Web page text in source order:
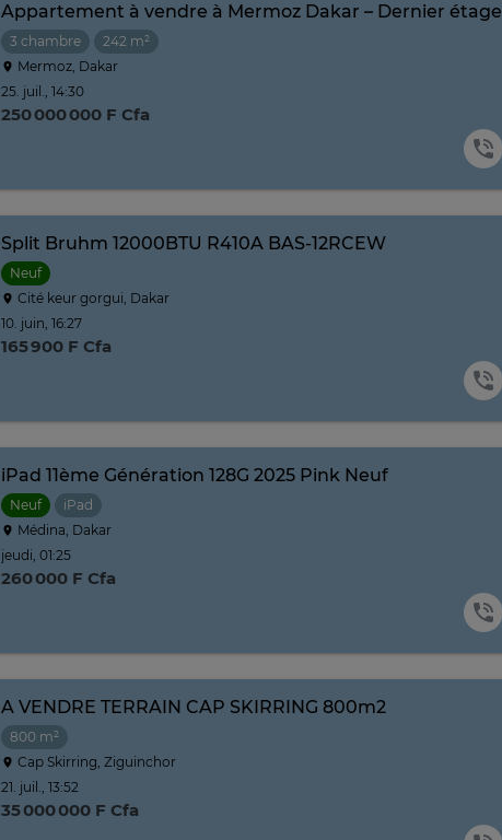
Appartement à vendre à Mermoz Dakar – Dernier étage
3 chambre
242 m²
Mermoz, Dakar
25. juil., 14:30
250 000 000 F Cfa
Split Bruhm 12000BTU R410A BAS-12RCEW
Neuf
Cité keur gorgui, Dakar
10. juin, 16:27
165 900 F Cfa
iPad 11ème Génération 128G 2025 Pink Neuf
Neuf
iPad
Médina, Dakar
jeudi, 01:25
260 000 F Cfa
A VENDRE TERRAIN CAP SKIRRING 800m2
800 m²
Cap Skirring, Ziguinchor
21. juil., 13:52
35 000 000 F Cfa